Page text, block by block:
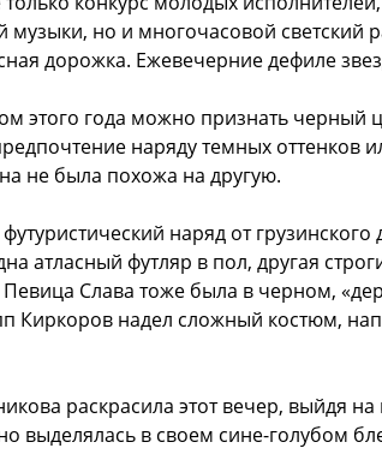
но и многочасовой светский
дорожка. Ежевечерние дефиле
этого года можно признать черный
наряду темных оттенков
не была похожа на другую.
наряд от
атласный футляр в пол, другая
Слава тоже была в черном,
Киркоров надел сложный костюм,
раскрасила этот вечер, выйдя
выделялась в своем сине-голубом